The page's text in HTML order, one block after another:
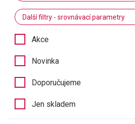
Další filtry - srovnávací parametry
Akce
Novinka
Doporučujeme
Jen skladem